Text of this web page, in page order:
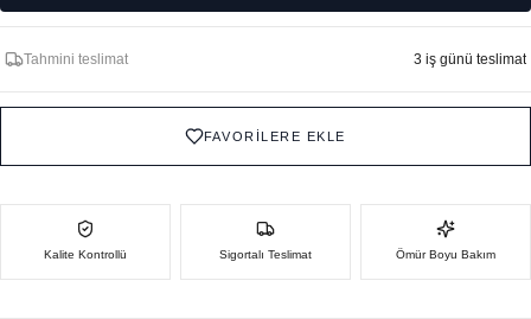
Tahmini teslimat 3 iş günü teslimat
FAVORİLERE EKLE
Kalite Kontrollü Sigortalı Teslimat Ömür Boyu Bakım